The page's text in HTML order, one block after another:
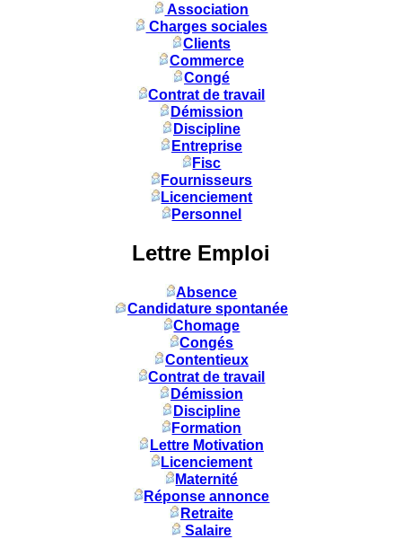
Association
Charges sociales
Clients
Commerce
Congé
Contrat de travail
Démission
Discipline
Entreprise
Fisc
Fournisseurs
Licenciement
Personnel
Lettre Emploi
Absence
Candidature spontanée
Chomage
Congés
Contentieux
Contrat de travail
Démission
Discipline
Formation
Lettre Motivation
Licenciement
Maternité
Réponse annonce
Retraite
Salaire